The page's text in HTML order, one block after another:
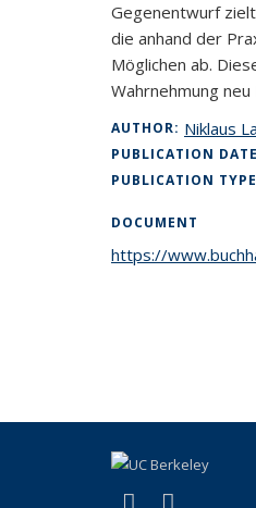
Gegenentwurf
die anhand der
Möglichen ab.
Wahrnehmung
AUTHOR: Niklaus
PUBLICATION
PUBLICATION
DOCUMENT
https://
Facebook
(link is